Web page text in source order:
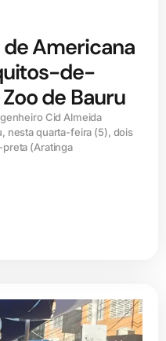
Americana
de-
de Bauru
Cid Almeida
nesta quarta-feira (5), dois
(Aratinga